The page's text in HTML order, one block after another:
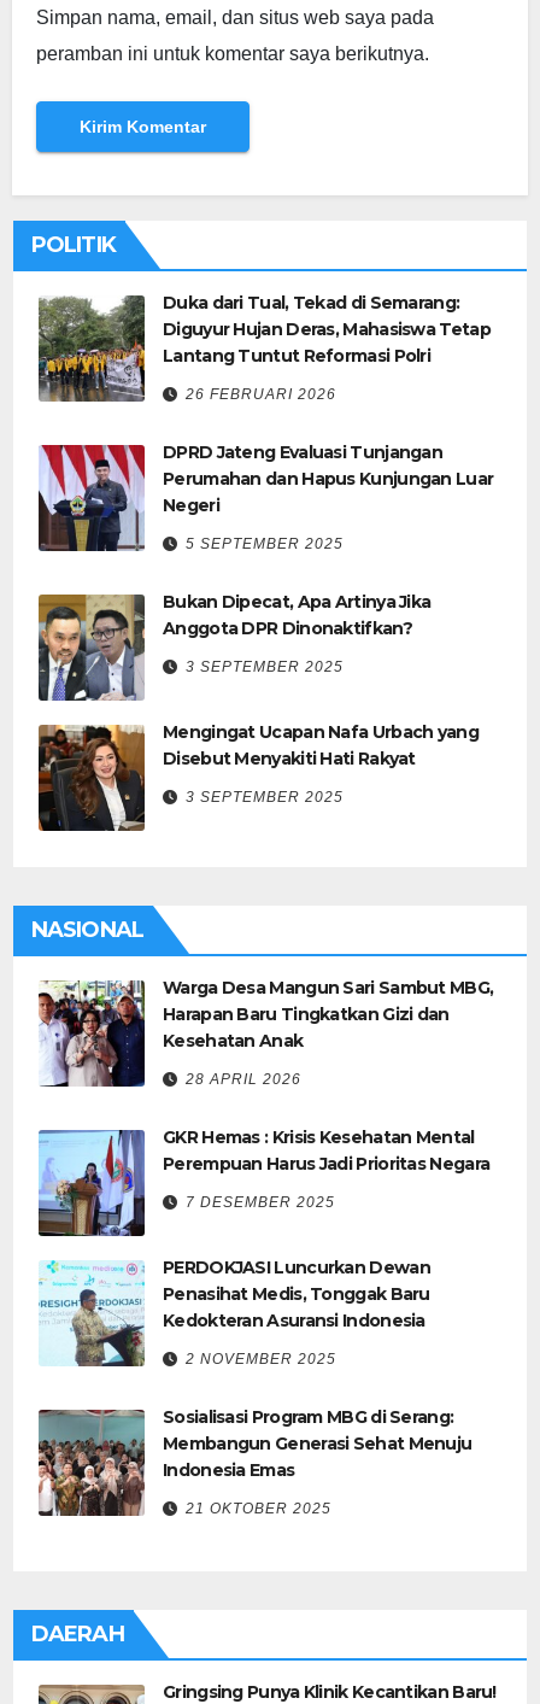
Simpan nama, email, dan situs web saya pada
peramban ini untuk komentar saya berikutnya.
POLITIK
Duka dari Tual, Tekad di Semarang:
Diguyur Hujan Deras, Mahasiswa Tetap
Lantang Tuntut Reformasi Polri
26 FEBRUARI 2026
DPRD Jateng Evaluasi Tunjangan
Perumahan dan Hapus Kunjungan Luar
Negeri
5 SEPTEMBER 2025
Bukan Dipecat, Apa Artinya Jika
Anggota DPR Dinonaktifkan?
3 SEPTEMBER 2025
Mengingat Ucapan Nafa Urbach yang
Disebut Menyakiti Hati Rakyat
3 SEPTEMBER 2025
NASIONAL
Warga Desa Mangun Sari Sambut MBG,
Harapan Baru Tingkatkan Gizi dan
Kesehatan Anak
28 APRIL 2026
GKR Hemas : Krisis Kesehatan Mental
Perempuan Harus Jadi Prioritas Negara
7 DESEMBER 2025
PERDOKJASI Luncurkan Dewan
Penasihat Medis, Tonggak Baru
Kedokteran Asuransi Indonesia
2 NOVEMBER 2025
Sosialisasi Program MBG di Serang:
Membangun Generasi Sehat Menuju
Indonesia Emas
21 OKTOBER 2025
DAERAH
Gringsing Punya Klinik Kecantikan Baru!